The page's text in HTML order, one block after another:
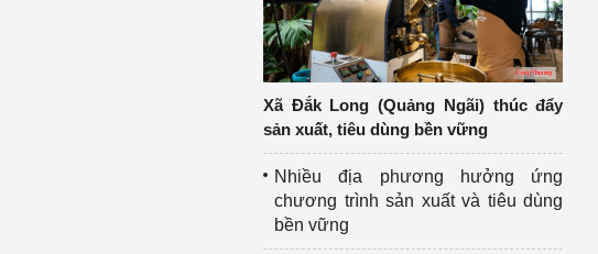
Xã Đắk Long (Quảng Ngãi) thúc đẩy
sản xuất, tiêu dùng bền vững
Nhiều địa phương hưởng ứng
chương trình sản xuất và tiêu dùng
bền vững